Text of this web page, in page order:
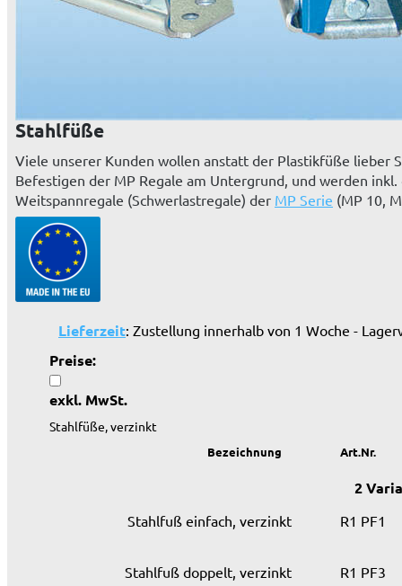
Stahlfüße
Viele unserer Kunden wollen anstatt der Plastikfüße lieber
Befestigen der MP Regale am Untergrund, und werden
Weitspannregale (Schwerlastregale) der MP Serie (MP 10,
Lieferzeit: Zustellung innerhalb von 1 Woche -
Preise:
exkl. MwSt.
Stahlfüße, verzinkt
Bezeichnung Art.Nr.
2
Stahlfuß einfach, verzinkt R1 PF1
Stahlfuß doppelt, verzinkt R1 PF3